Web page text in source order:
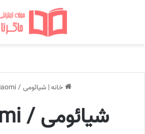
خانه| شیائومی / Xiaomi
شیائومی / Xiaomi